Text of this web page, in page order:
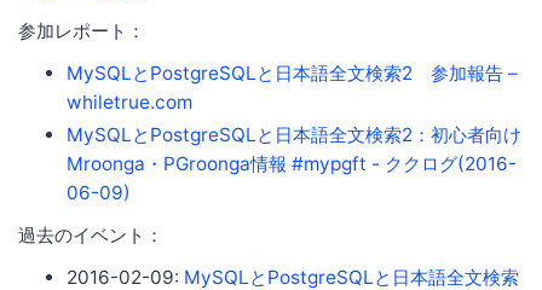
参加レポート：
MySQLとPostgreSQLと日本語全文検索2 参加報告 –
whiletrue.com
MySQLとPostgreSQLと日本語全文検索2：初心者向け
Mroonga・PGroonga情報 #mypgft - ククログ(2016-
06-09)
過去のイベント：
2016-02-09: MySQLとPostgreSQLと日本語全文検索